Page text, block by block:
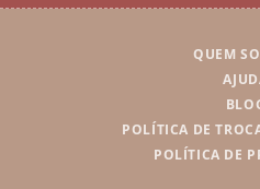
QUEM
POLÍTICA DE
POLÍTICA DE